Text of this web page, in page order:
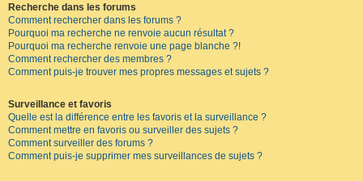
Recherche dans les forums
Comment rechercher dans les forums ?
Pourquoi ma recherche ne renvoie aucun résultat ?
Pourquoi ma recherche renvoie une page blanche ?!
Comment rechercher des membres ?
Comment puis-je trouver mes propres messages et sujets ?
Surveillance et favoris
Quelle est la différence entre les favoris et la surveillance ?
Comment mettre en favoris ou surveiller des sujets ?
Comment surveiller des forums ?
Comment puis-je supprimer mes surveillances de sujets ?